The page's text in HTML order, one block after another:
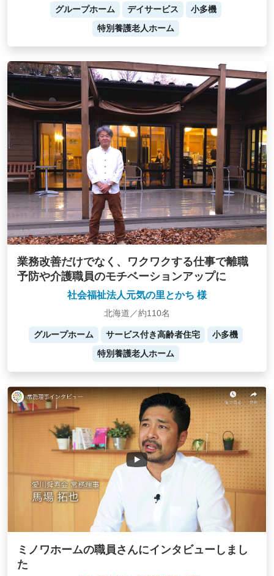
グループホーム デイサービス
小多機
特別養護老人ホーム
業務改善だけでなく、ワクワクする仕事で離職
予防や介護職員のモチベーションアップに
社会福祉法人元気の里とかち 様
北海道／約110名
グループホーム サービス付き高齢者住宅
小多機
特別養護老人ホーム
ミノワホームの職員さんにインタビューしまし
た